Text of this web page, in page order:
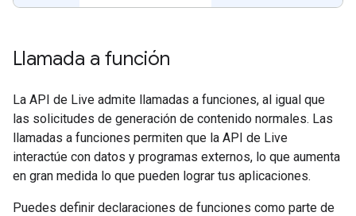
Llamada a función
La API de Live admite llamadas a funciones, al igual que
las solicitudes de generación de contenido normales. Las
llamadas a funciones permiten que la API de Live
interactúe con datos y programas externos, lo que aumenta
en gran medida lo que pueden lograr tus aplicaciones.
Puedes definir declaraciones de funciones como parte de